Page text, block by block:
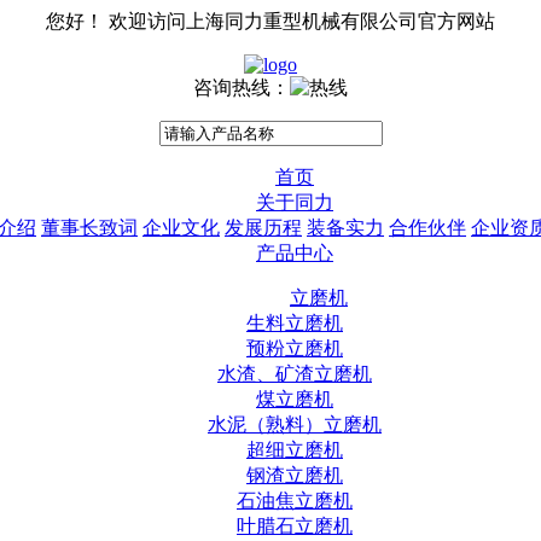
您好！ 欢迎访问上海同力重型机械有限公司官方网站
咨询热线：
首页
关于同力
绍 董事长致词 企业文化 发展历程 装备实力 合作伙伴 企业资
产品中心
立磨机
生料立磨机
预粉立磨机
水渣、矿渣立磨机
煤立磨机
水泥（熟料）立磨机
超细立磨机
钢渣立磨机
石油焦立磨机
叶腊石立磨机